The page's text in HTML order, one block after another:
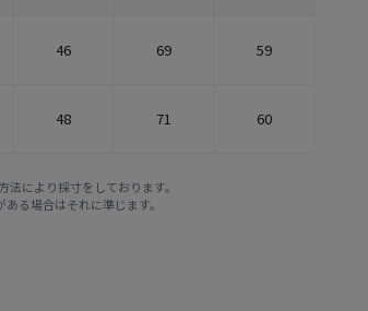
46 69 59
48 71 60
により採寸をしております。
る場合はそれに準じます。